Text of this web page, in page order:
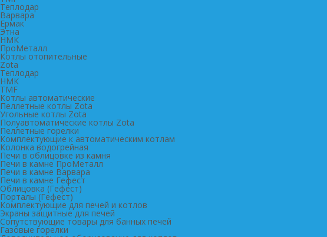
Теплодар
Варвара
Ермак
Этна
НМК
ПроМеталл
Котлы отопительные
Zota
Теплодар
НМК
TMF
Котлы автоматические
Пеллетные котлы Zota
Угольные котлы Zota
Полуавтоматические котлы Zota
Пеллетные горелки
Комплектующие к автоматическим котлам
Колонка водогрейная
Печи в облицовке из камня
Печи в камне ПроМеталл
Печи в камне Варвара
Печи в камне Гефест
Облицовка (Гефест)
Порталы (Гефест)
Комплектующие для печей и котлов
Экраны защитные для печей
Сопутствующие товары для банных печей
Газовые горелки